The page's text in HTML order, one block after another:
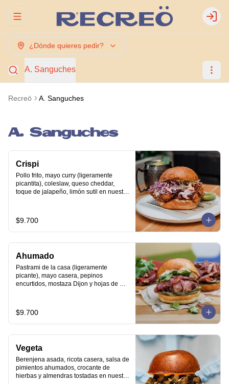
Abrir menu de navegación Login
¿Dónde quieres pedir?
A. Sanguches
Recreö A. Sanguches
A. Sanguches
Crispi
Pollo frito, mayo curry (ligeramente
picantita), coleslaw, queso cheddar,
toque de jalapeño, limón sutil en nuestro
$9.700
Ahumado
Pastrami de la casa (ligeramente
picante), mayo casera, pepinos
encurtidos, mostaza Dijon y hojas de
$9.700
Vegeta
Berenjena asada, ricota casera, salsa de
pimientos ahumados, crocante de
hierbas y almendras tostadas en nuestro